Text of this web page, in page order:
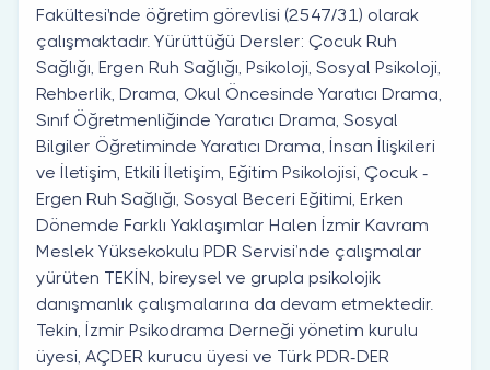
Fakültesi'nde öğretim görevlisi (2547/31) olarak
çalışmaktadır. Yürüttüğü Dersler: Çocuk Ruh
Sağlığı, Ergen Ruh Sağlığı, Psikoloji, Sosyal Psikoloji,
Rehberlik, Drama, Okul Öncesinde Yaratıcı Drama,
Sınıf Öğretmenliğinde Yaratıcı Drama, Sosyal
Bilgiler Öğretiminde Yaratıcı Drama, İnsan İlişkileri
ve İletişim, Etkili İletişim, Eğitim Psikolojisi, Çocuk -
Ergen Ruh Sağlığı, Sosyal Beceri Eğitimi, Erken
Dönemde Farklı Yaklaşımlar Halen İzmir Kavram
Meslek Yüksekokulu PDR Servisi’nde çalışmalar
yürüten TEKİN, bireysel ve grupla psikolojik
danışmanlık çalışmalarına da devam etmektedir.
Tekin, İzmir Psikodrama Derneği yönetim kurulu
üyesi, AÇDER kurucu üyesi ve Türk PDR-DER